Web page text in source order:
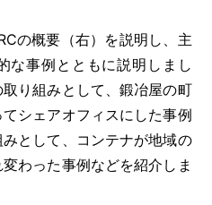
の概要（右）を説明し、主
な事例とともに説明しまし
り組みとして、鍛冶屋の町
シェアオフィスにした事例
として、コンテナが地域の
わった事例などを紹介しま